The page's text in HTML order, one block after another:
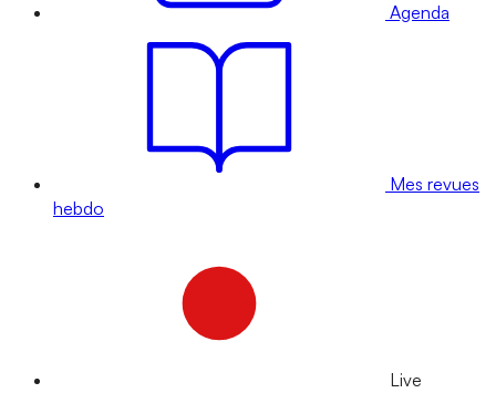
Agenda
Mes revues
hebdo
Live